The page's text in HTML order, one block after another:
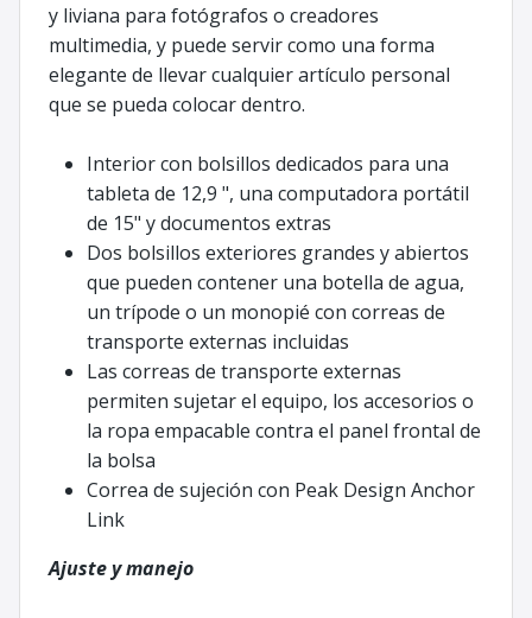
y liviana para fotógrafos o creadores
multimedia, y puede servir como una forma
elegante de llevar cualquier artículo personal
que se pueda colocar dentro.
Interior con bolsillos dedicados para una
tableta de 12,9 ", una computadora portátil
de 15" y documentos extras
Dos bolsillos exteriores grandes y abiertos
que pueden contener una botella de agua,
un trípode o un monopié con correas de
transporte externas incluidas
Las correas de transporte externas
permiten sujetar el equipo, los accesorios o
la ropa empacable contra el panel frontal de
la bolsa
Correa de sujeción con Peak Design Anchor
Link
Ajuste y manejo